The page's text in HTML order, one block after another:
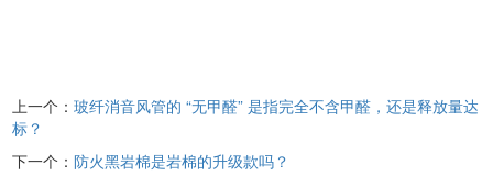
上一个：玻纤消音风管的 “无甲醛” 是指完全不含甲醛，还是释放量达
标？
下一个：防火黑岩棉是岩棉的升级款吗？